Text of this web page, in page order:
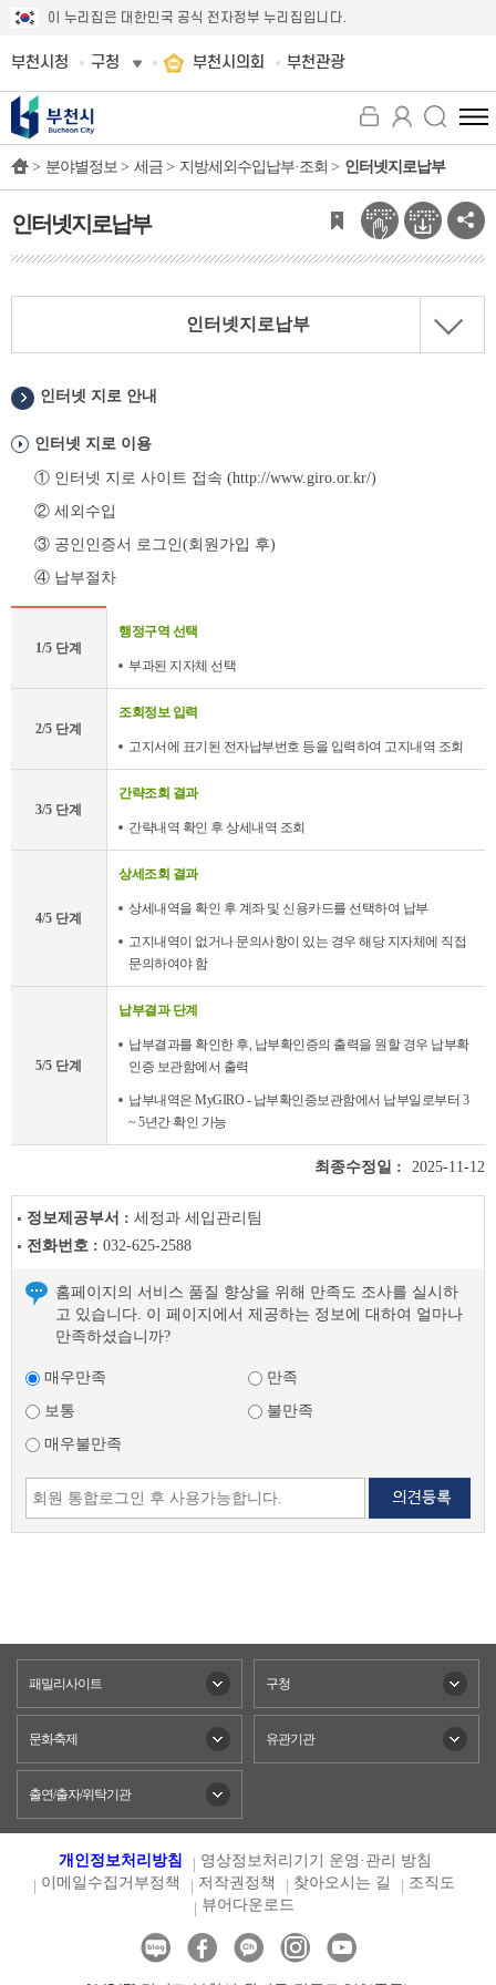
이 누리집은 대한민국 공식 전자정부 누리집입니다.
부천시청 구청 부천시의회 부천관광
전
체
뉴
보
기
> 분야별정보 > 세금 > 지방세외수입납부·조회 > 인터넷지로납부
인터넷지로납부
인터넷지로납부
인터넷 지로 안내
인터넷 지로 이용
① 인터넷 지로 사이트 접속 (http://www.giro.or.kr/)
② 세외수입
③ 공인인증서 로그인(회원가입 후)
④ 납부절차
지
납
1/5 단계
행정구역 선택
부과된 지자체 선택
2/5 단계
조회정보 입력
고지서에 표기된 전자납부번호 등을 입력하여 고지내역 조회
3/5 단계
간략조회 결과
간략내역 확인 후 상세내역 조회
4/5 단계
상세조회 결과
상세내역을 확인 후 계좌 및 신용카드를 선택하여 납부
고지내역이 없거나 문의사항이 있는 경우 해당 지자체에 직접
문의하여야 함
5/5 단계
납부결과 단계
납부결과를 확인한 후, 납부확인증의 출력을 원할 경우 납부확
인증 보관함에서 출력
납부내역은 MyGIRO - 납부확인증보관함에서 납부일로부터 3
~ 5년간 확인 가능
최종수정일 : 2025-11-12
정보제공부서 : 세정과 세입관리팀
전화번호 : 032-625-2588
홈페이지의 서비스 품질 향상을 위해 만족도 조사를 실시하
고 있습니다. 이 페이지에서 제공하는 정보에 대하여 얼마나
만족하셨습니까?
매우만족
만족
보통
불만족
매우불만족
패밀리사이트 구청
문화축제 유관기관
출연/출자/위탁기관
개인정보처리방침
영상정보처리기기 운영·관리 방침
이메일수집거부정책
저작권정책 찾아오시는 길
조직도
뷰어다운로드